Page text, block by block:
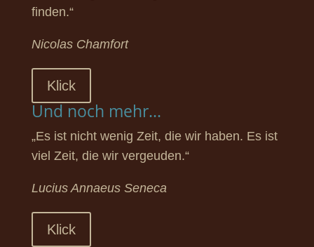
finden.“
Nicolas Chamfort
Klick
Und noch mehr...
„Es ist nicht wenig Zeit, die wir haben. Es ist
viel Zeit, die wir vergeuden.“
Lucius Annaeus Seneca
Klick